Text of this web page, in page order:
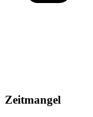
Zeitmangel